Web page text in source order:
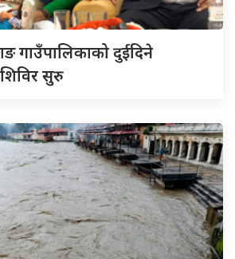
गाउँपालिकाको दुईदिने
सुरु